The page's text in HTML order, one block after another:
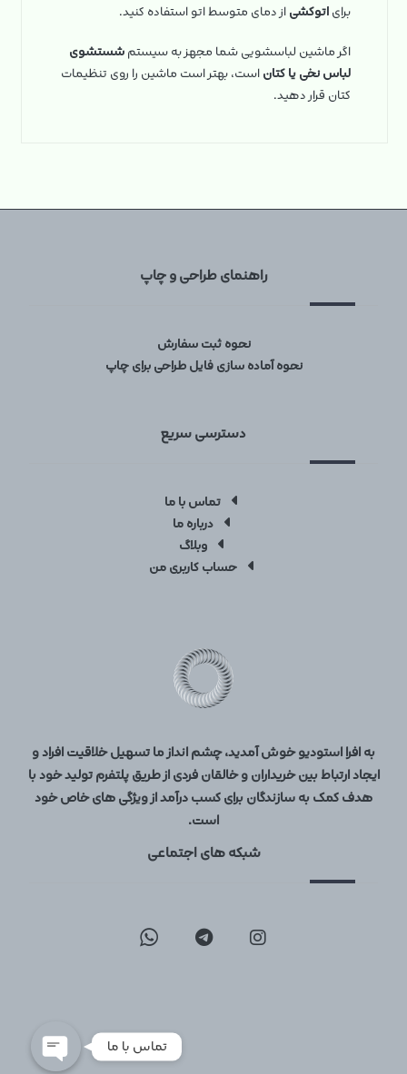
برایاتوکشیاز دمای متوسط اتو استفاده کنید.
اگر ماشین لباسشویی شما مجهز به سیستمشستشوی
لباس نخی یا کتاناست، بهتر است ماشین را روی تنظیمات
کتان قرار دهید.
راهنمای طراحی و چاپ
نحوه ثبت سفارش
نحوه آماده سازی فایل طراحی برای چاپ
دسترسی سریع
تماس با ما
درباره ما
وبلاگ
حساب کاربری من
به افرا استودیو خوش آمدید، چشم انداز ما تسهیل خلاقیت افراد و
ایجاد ارتباط بین خریداران و خالقان فردی از طریق پلتفرم تولید خود با
هدف کمک به سازندگان برای کسب درآمد از ویژگی های خاص خود
است.
شبکه های اجتماعی
تماس با ما